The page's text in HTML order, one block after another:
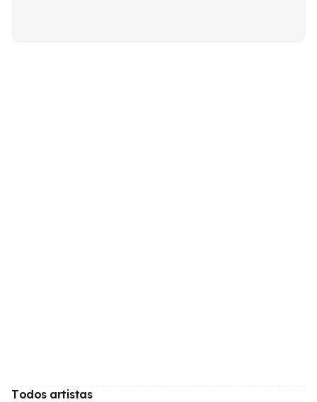
Todos artistas